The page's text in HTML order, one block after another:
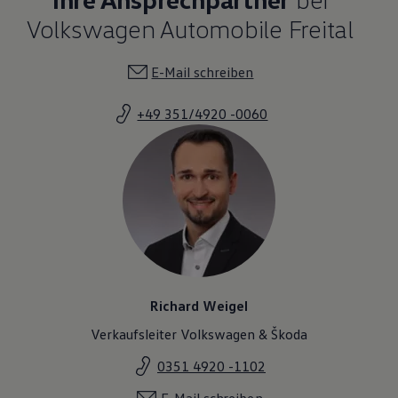
Lifestyle
Transport
Familie
Elektromobilität
Pannen- und Unfallhilfe
Volkswagen Kundenbetreuung
Volkswagen Automobile Freital
E-Mail schreiben
+49 351/4920 -0060
Richard Weigel
Verkaufsleiter Volkswagen & Škoda
0351 4920 -1102